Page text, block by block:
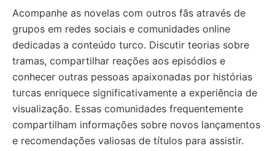
Acompanhe as novelas com outros fãs através de
grupos em redes sociais e comunidades online
dedicadas a conteúdo turco. Discutir teorias sobre
tramas, compartilhar reações aos episódios e
conhecer outras pessoas apaixonadas por histórias
turcas enriquece significativamente a experiência de
visualização. Essas comunidades frequentemente
compartilham informações sobre novos lançamentos
e recomendações valiosas de títulos para assistir.